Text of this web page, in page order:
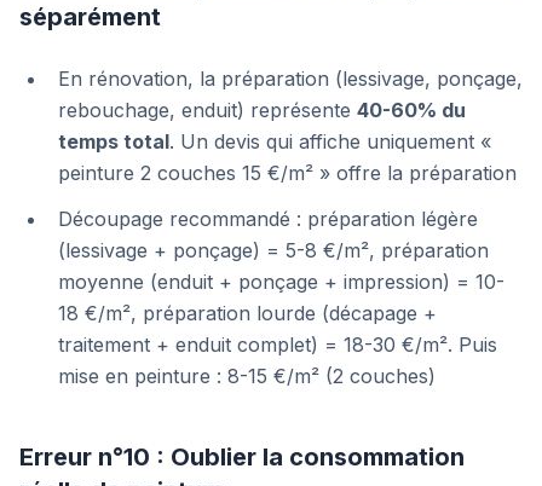
séparément
En rénovation, la préparation (lessivage, ponçage,
rebouchage, enduit) représente 40-60% du
temps total. Un devis qui affiche uniquement «
peinture 2 couches 15 €/m² » offre la préparation
Découpage recommandé : préparation légère
(lessivage + ponçage) = 5-8 €/m², préparation
moyenne (enduit + ponçage + impression) = 10-
18 €/m², préparation lourde (décapage +
traitement + enduit complet) = 18-30 €/m². Puis
mise en peinture : 8-15 €/m² (2 couches)
Erreur n°10 : Oublier la consommation